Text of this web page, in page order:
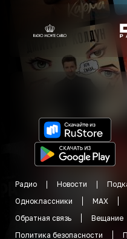
Радио Новости
Одноклассники
MAX
Обратная связь
Вещание
Политика безопасности